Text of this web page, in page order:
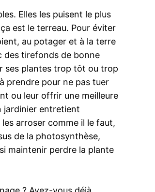
Elles les puisent le plus
est le terreau. Pour éviter
au potager et à la terre
des tirefonds de bonne
ses plantes trop tôt ou trop
prendre pour ne pas tuer
ou leur offrir une meilleure
jardinier entretient
arroser comme il le faut,
de la photosynthèse,
maintenir perdre la plante